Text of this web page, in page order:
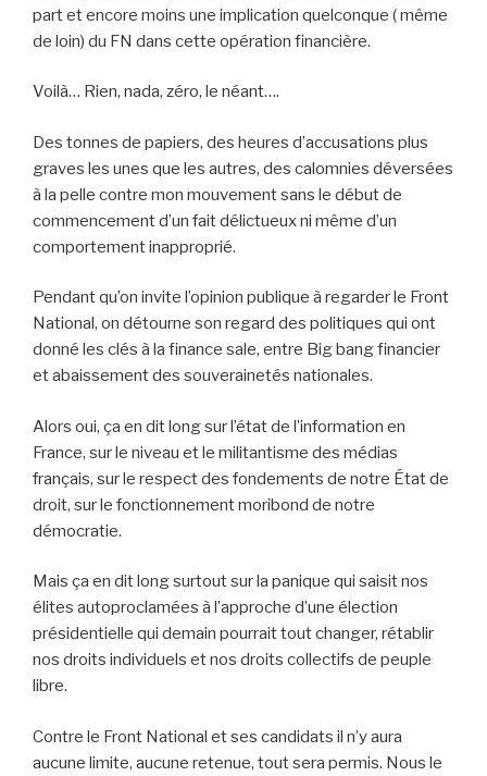
part et encore moins une implication quelconque ( même
de loin) du FN dans cette opération financière.
Voilà… Rien, nada, zéro, le néant….
Des tonnes de papiers, des heures d’accusations plus
graves les unes que les autres, des calomnies déversées
à la pelle contre mon mouvement sans le début de
commencement d’un fait délictueux ni même d’un
comportement inapproprié.
Pendant qu’on invite l’opinion publique à regarder le Front
National, on détourne son regard des politiques qui ont
donné les clés à la finance sale, entre Big bang financier
et abaissement des souverainetés nationales.
Alors oui, ça en dit long sur l’état de l’information en
France, sur le niveau et le militantisme des médias
français, sur le respect des fondements de notre État de
droit, sur le fonctionnement moribond de notre
démocratie.
Mais ça en dit long surtout sur la panique qui saisit nos
élites autoproclamées à l’approche d’une élection
présidentielle qui demain pourrait tout changer, rétablir
nos droits individuels et nos droits collectifs de peuple
libre.
Contre le Front National et ses candidats il n’y aura
aucune limite, aucune retenue, tout sera permis. Nous le